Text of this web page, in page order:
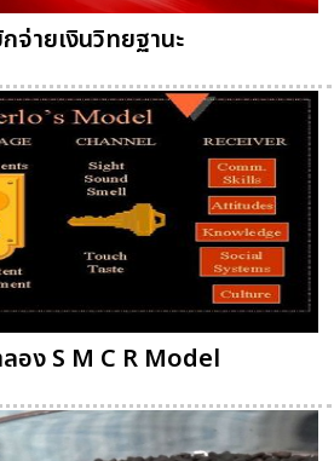
จ่ายเงินวิทยฐานะ
อง S M C R Model